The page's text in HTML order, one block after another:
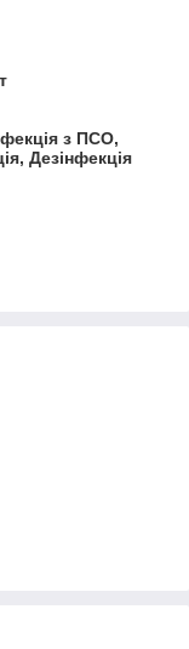
з ПСО,
Дезінфекція